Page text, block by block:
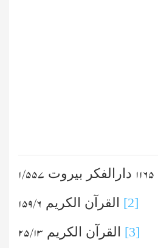
۱۱۶۵ دارالفکر بیروت ۱/۵۵۷
[2] القرآن الکریم ۶/ ۱۵۹
[3] القرآن الکریم ۱۳/ ۲۵